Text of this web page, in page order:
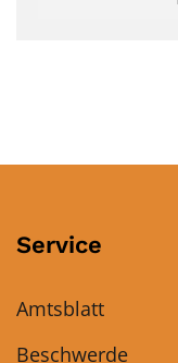
Service
Amtsblatt
Beschwerde